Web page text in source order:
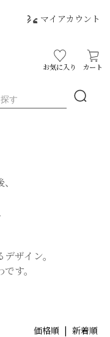
マイアカウント
お気に入り カート
ザイン。
す。
価格順 | 新着順